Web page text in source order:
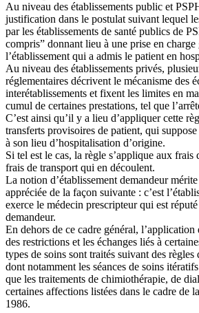
Au niveau des établissements public et
justification dans le postulat suivant lequel
par les établissements de santé publics de
compris” donnant lieu à une prise en
l’établissement qui a admis le patient en
Au niveau des établissements privés,
réglementaires décrivent le mécanisme des
interétablissements et fixent les limites en
cumul de certaines prestations, tel que
C’est ainsi qu’il y a lieu d’appliquer cette
transferts provisoires de patient, qui
à son lieu d’hospitalisation d’origine.
Si tel est le cas, la règle s’applique aux frais
frais de transport qui en découlent.
La notion d’établissement demandeur
appréciée de la façon suivante : c’est
exerce le médecin prescripteur qui est
demandeur.
En dehors de ce cadre général, l’application
des restrictions et les échanges liés à
types de soins sont traités suivant des
dont notamment les séances de soins
que les traitements de chimiothérapie, de
certaines affections listées dans le cadre de
1986.